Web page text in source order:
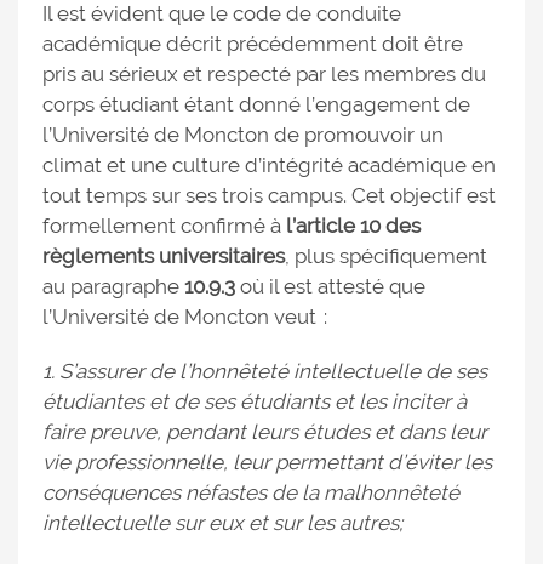
Il est évident que le code de conduite
académique décrit précédemment doit être
pris au sérieux et respecté par les membres du
corps étudiant étant donné l’engagement de
l’Université de Moncton de promouvoir un
climat et une culture d’intégrité académique en
tout temps sur ses trois campus. Cet objectif est
formellement confirmé à l’article 10 des
règlements universitaires, plus spécifiquement
au paragraphe 10.9.3 où il est attesté que
l’Université de Moncton veut :
1. S’assurer de l’honnêteté intellectuelle de ses
étudiantes et de ses étudiants et les inciter à
faire preuve, pendant leurs études et dans leur
vie professionnelle, leur permettant d’éviter les
conséquences néfastes de la malhonnêteté
intellectuelle sur eux et sur les autres;